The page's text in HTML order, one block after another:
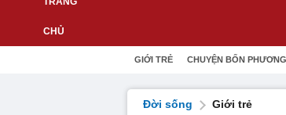
GIỚI TRẺ CHUYỆN BỐN PHƯƠNG
Đời sống Giới trẻ